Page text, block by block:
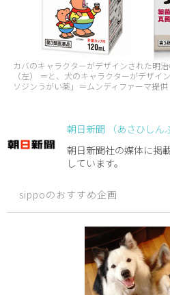
カバのキャラクターがデザインされた明
（左） ＝と、犬のキャラクターがデザイ
ソジンうがい薬」＝ムンディファーマ提供
朝日新聞 （あさひしん
朝日新聞社の媒体に掲
しています。
sippoのおすすめ企画